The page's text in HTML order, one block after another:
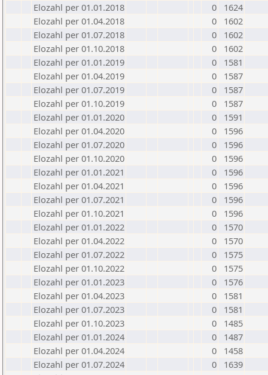
Elozahl per 01.01.2018
0
1624
Elozahl per 01.04.2018
0
1602
Elozahl per 01.07.2018
0
1602
Elozahl per 01.10.2018
0
1602
Elozahl per 01.01.2019
0
1581
Elozahl per 01.04.2019
0
1587
Elozahl per 01.07.2019
0
1587
Elozahl per 01.10.2019
0
1587
Elozahl per 01.01.2020
0
1591
Elozahl per 01.04.2020
0
1596
Elozahl per 01.07.2020
0
1596
Elozahl per 01.10.2020
0
1596
Elozahl per 01.01.2021
0
1596
Elozahl per 01.04.2021
0
1596
Elozahl per 01.07.2021
0
1596
Elozahl per 01.10.2021
0
1596
Elozahl per 01.01.2022
0
1570
Elozahl per 01.04.2022
0
1570
Elozahl per 01.07.2022
0
1575
Elozahl per 01.10.2022
0
1575
Elozahl per 01.01.2023
0
1576
Elozahl per 01.04.2023
0
1581
Elozahl per 01.07.2023
0
1581
Elozahl per 01.10.2023
0
1485
Elozahl per 01.01.2024
0
1487
Elozahl per 01.04.2024
0
1458
Elozahl per 01.07.2024
0
1639